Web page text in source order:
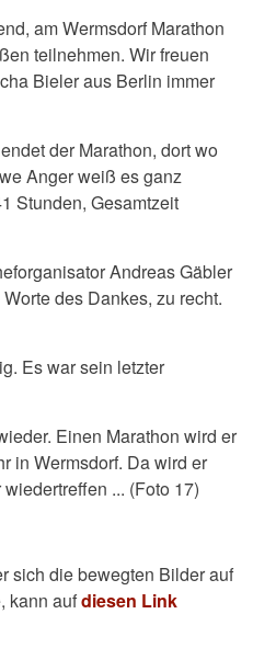
am Wermsdorf Marathon
teilnehmen. Wir freuen
Bieler aus Berlin immer
der Marathon, dort wo
Anger weiß es ganz
Stunden, Gesamtzeit
Andreas Gäbler
des Dankes, zu recht.
Es war sein letzter
Einen Marathon wird er
in Wermsdorf. Da wird er
... (Foto 17)
sich die bewegten Bilder auf
kann aufdiesen Link